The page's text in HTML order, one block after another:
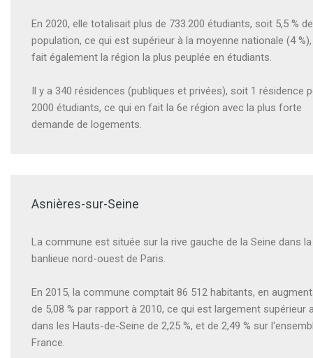
En 2020, elle totalisait plus de 733.200 étudiants, soit 5,5 %
population, ce qui est supérieur à la moyenne nationale (4
fait également la région la plus peuplée en étudiants.
Il y a 340 résidences (publiques et privées), soit 1 résidence
2000 étudiants, ce qui en fait la 6e région avec la plus forte
demande de logements.
Asnières-sur-Seine
La commune est située sur la rive gauche de la Seine dans la
banlieue nord-ouest de Paris.
En 2015, la commune comptait 86 512 habitants, en
de 5,08 % par rapport à 2010, ce qui est largement supérieur
dans les Hauts-de-Seine de 2,25 %, et de 2,49 % sur
France.